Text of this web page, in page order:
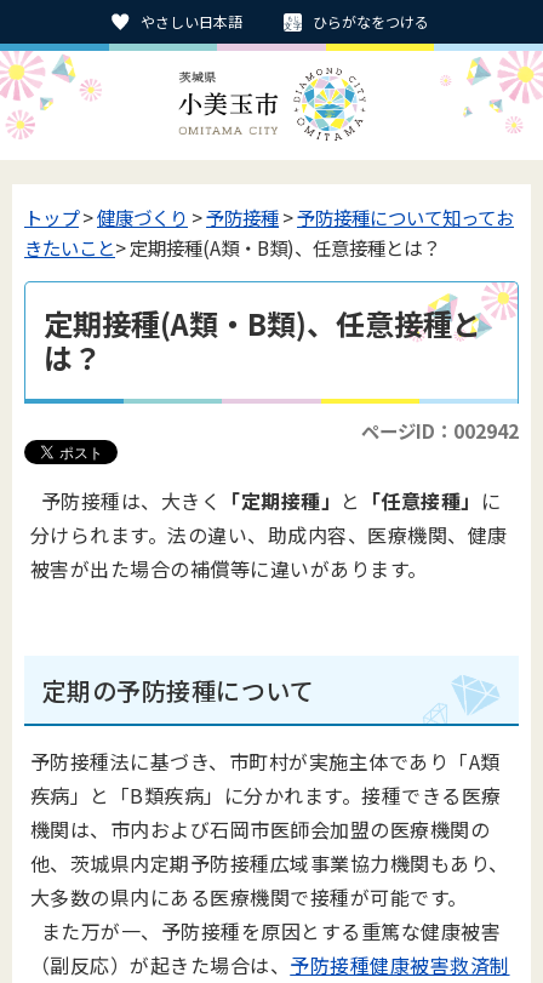
やさしい日本語 ひらがなをつける
トップ>健康づくり >予防接種>予防接種について知ってお
きたいこと> 定期接種(A類・B類)、任意接種とは？
定期接種(A類・B類)、任意接種と
は？
ページID：002942
予防接種は、大きく 「定期接種」 と 「任意接種」 に
分けられます。法の違い、助成内容、医療機関、健康
被害が出た場合の補償等に違いがあります。
定期の予防接種について
予防接種法に基づき、市町村が実施主体であり「A類
疾病」と「B類疾病」に分かれます。接種できる医療
機関は、市内および石岡市医師会加盟の医療機関の
他、茨城県内定期予防接種広域事業協力機関もあり、
大多数の県内にある医療機関で接種が可能です。
また万が一、予防接種を原因とする重篤な健康被害
（副反応）が起きた場合は、 予防接種健康被害救済制